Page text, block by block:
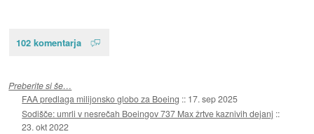
102 komentarja
Preberite si še…
FAA predlaga milijonsko globo za Boeing :: 17. sep 2025
Sodišče: umrli v nesrečah Boeingov 737 Max žrtve kaznivih dejanj ::
23. okt 2022